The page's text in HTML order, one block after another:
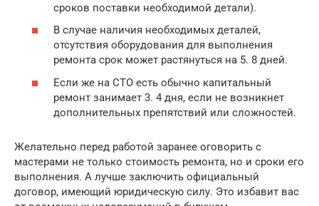
сроков поставки необходимой детали).
В случае наличия необходимых деталей,
отсутствия оборудования для выполнения
ремонта срок может растянуться на 5. 8 дней.
Если же на СТО есть обычно капитальный
ремонт занимает 3. 4 дня, если не возникнет
дополнительных препятствий или сложностей.
Желательно перед работой заранее оговорить с
мастерами не только стоимость ремонта, но и сроки его
выполнения. А лучше заключить официальный
договор, имеющий юридическую силу. Это избавит вас